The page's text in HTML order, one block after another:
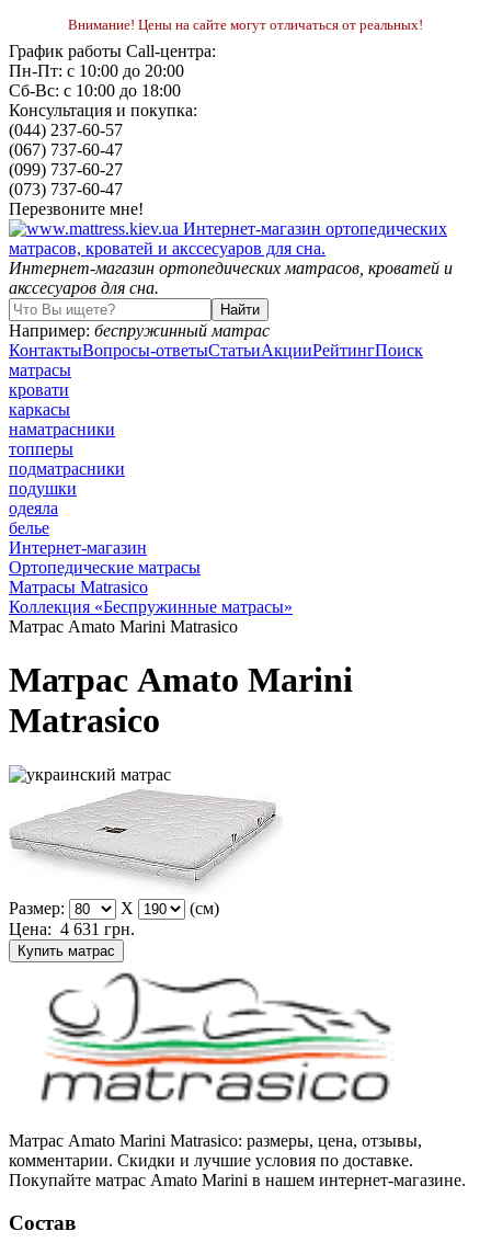
Внимание! Цены на сайте могут отличаться от реальных!
График работы Call-центра:
Пн-Пт: с 10:00 до 20:00
Сб-Вс: с 10:00 до 18:00
Консультация и покупка:
(044) 237-60-57
(067) 737-60-47
(099) 737-60-27
(073) 737-60-47
Перезвоните мне!
Интернет-магазин ортопедических матрасов, кроватей и
акссесуаров для сна.
Например: беспружинный матрас
КонтактыВопросы-ответыСтатьиАкцииРейтингПоиск
матрасы
кровати
каркасы
наматрасники
топперы
подматрасники
подушки
одеяла
белье
Интернет-магазин
Ортопедические матрасы
Матрасы Matrasico
Коллекция «Беспружинные матрасы»
Матрас Amato Marini Matrasico
Матрас Amato Marini
Matrasico
Размер: X
(см)
Цена: 4 631 грн.
Купить матрас
Матрас Amato Marini Matrasico: размеры, цена, отзывы,
комментарии. Скидки и лучшие условия по доставке.
Покупайте матрас Amato Marini в нашем интернет-магазине.
Состав